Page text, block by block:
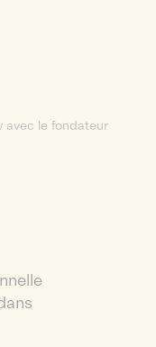
avec le fondateur